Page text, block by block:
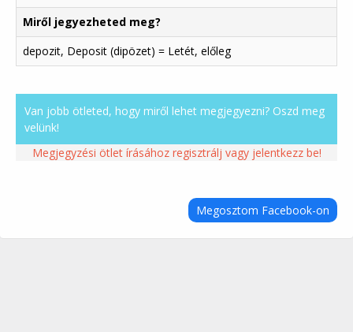
Miről jegyezheted meg?
depozit, Deposit (dipözet) = Letét, előleg
Van jobb ötleted, hogy miről lehet megjegyezni? Oszd meg
velünk!
Megjegyzési ötlet írásához regisztrálj vagy jelentkezz be!
Megosztom Facebook-on